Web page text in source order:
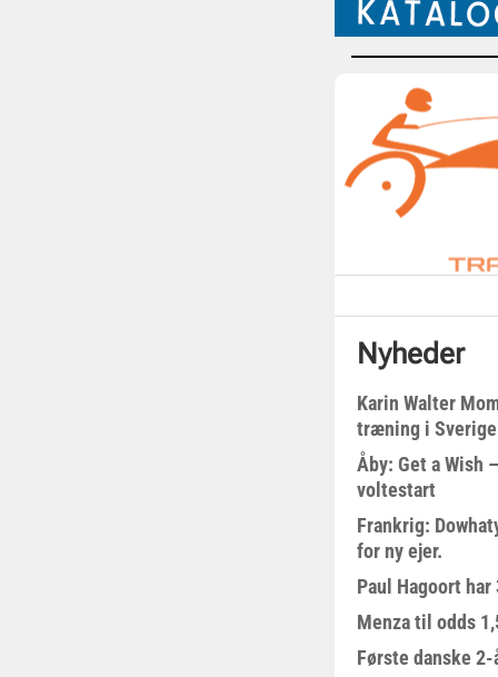
Nyheder
Karin Walter
træning i Sverige
Åby: Get a Wish
voltestart
Frankrig:
for ny ejer.
Paul Hagoort
Menza til odds
Første danske